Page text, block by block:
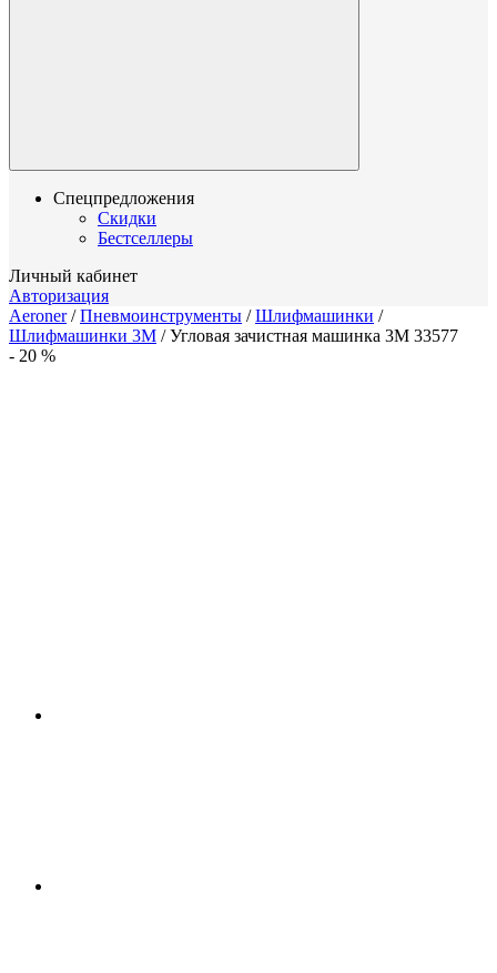
Спецпредложения
Скидки
Бестселлеры
Личный кабинет
Авторизация
Aeroner/Пневмоинструменты /Шлифмашинки /
Шлифмашинки 3M /Угловая зачистная машинка 3M 33577
- 20 %